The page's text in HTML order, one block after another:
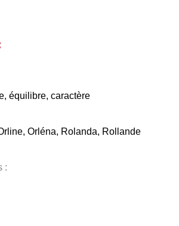
équilibre, caractère
, Orléna, Rolanda, Rollande
: